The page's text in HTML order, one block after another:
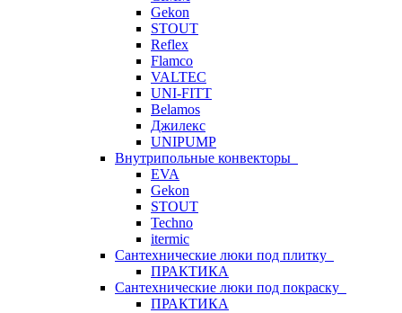
Gekon
STOUT
Reflex
Flamco
VALTEC
UNI-FITT
Belamos
Джилекс
UNIPUMP
Внутрипольные конвекторы
EVA
Gekon
STOUT
Techno
itermic
Сантехнические люки под плитку
ПРАКТИКА
Сантехнические люки под покраску
ПРАКТИКА